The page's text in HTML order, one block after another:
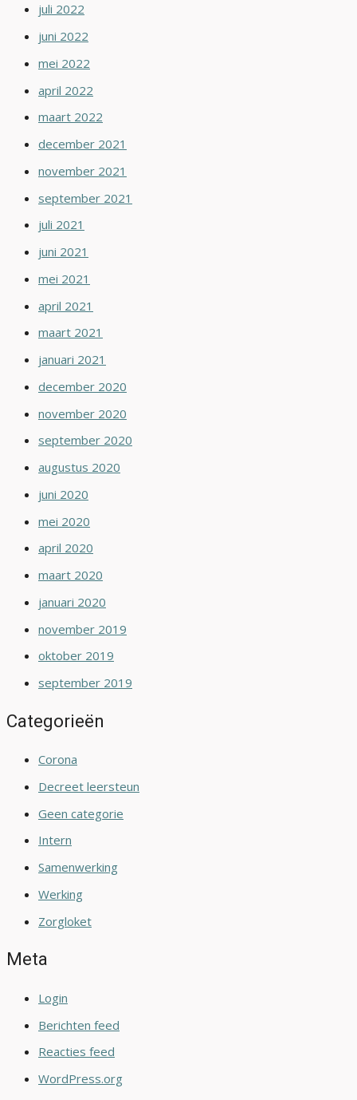
juli 2022
juni 2022
mei 2022
april 2022
maart 2022
december 2021
november 2021
september 2021
juli 2021
juni 2021
mei 2021
april 2021
maart 2021
januari 2021
december 2020
november 2020
september 2020
augustus 2020
juni 2020
mei 2020
april 2020
maart 2020
januari 2020
november 2019
oktober 2019
september 2019
Categorieën
Corona
Decreet leersteun
Geen categorie
Intern
Samenwerking
Werking
Zorgloket
Meta
Login
Berichten feed
Reacties feed
WordPress.org